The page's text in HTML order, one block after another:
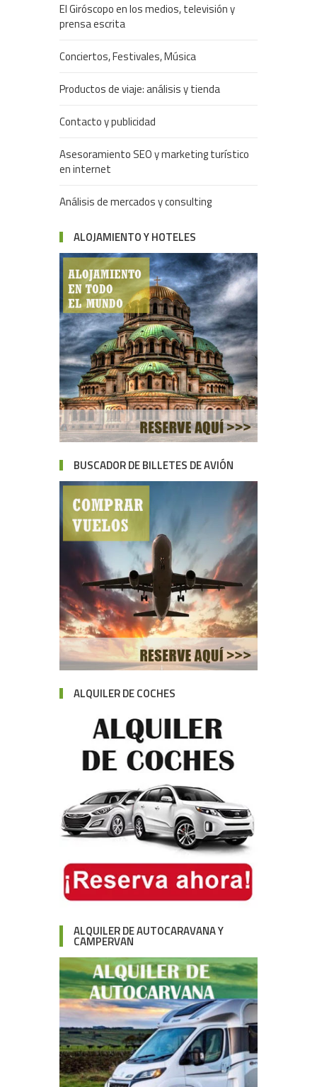
El Giróscopo en los medios, televisión y
prensa escrita
Conciertos, Festivales, Música
Productos de viaje: análisis y tienda
Contacto y publicidad
Asesoramiento SEO y marketing turístico
en internet
Análisis de mercados y consulting
ALOJAMIENTO Y HOTELES
BUSCADOR DE BILLETES DE AVIÓN
ALQUILER DE COCHES
ALQUILER DE AUTOCARAVANA Y
CAMPERVAN